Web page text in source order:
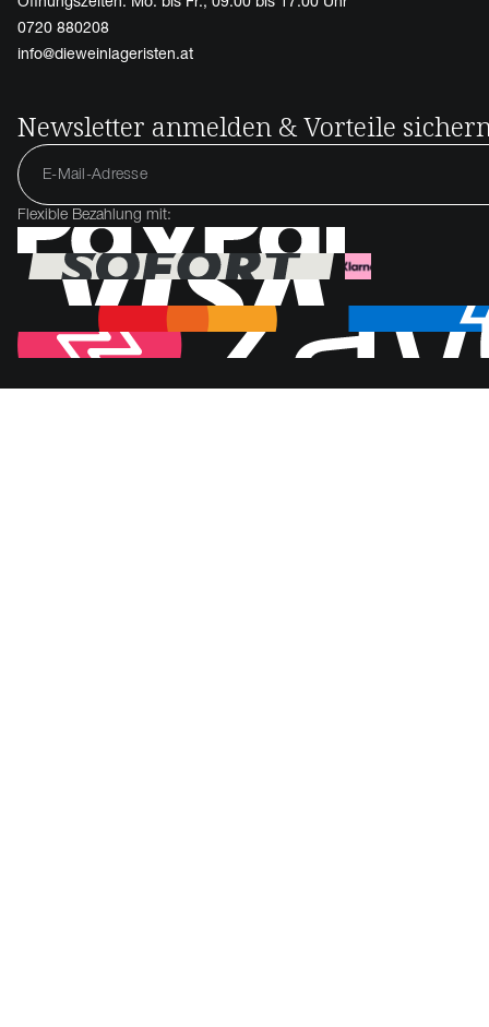
0720 880208
info@dieweinlageristen.at
Newsletter anmelden & Vorteile
Flexible Bezahlung mit: